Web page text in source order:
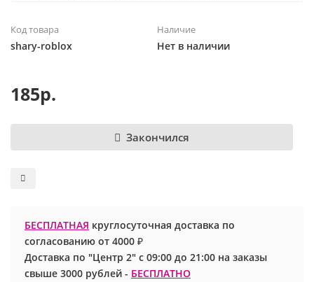
Фольгированные шары
Ходячие шары
Для девочек
Для мальчиков
1 сентября
23 февраля
Майнкрафт
Маша и медведь
Миньоны
Покемон
Код товара
shary-roblox
Наличие
Нет в наличии
185р.
Закончился
БЕСПЛАТНАЯ круглосуточная доставка по
согласованию от 4000 ₽
Доставка по "Центр 2" с 09:00 до 21:00 на заказы
свыше 3000 рублей - БЕСПЛАТНО